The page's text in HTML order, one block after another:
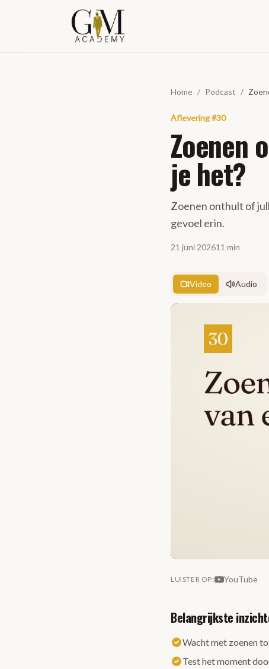
Home / Podcast /
Aflevering#30
Zoenen
je het?
Zoenen onthult of
gevoel erin.
21 juni 202611 min
Video Audio
LUISTER OP: YouTube
Belangrijkste
Wacht met zoenen
Test het moment